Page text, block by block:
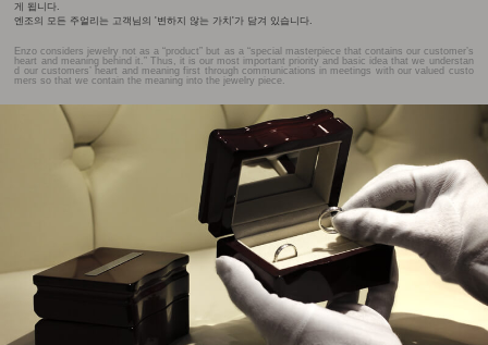
게 됩니다.
엔조의 모든 주얼리는 고객님의 '변하지 않는 가치'가 담겨 있습니다.
Enzo considers jewelry not as a “product” but as a “special masterpiece that contains our customer’s
heart and meaning behind it.” Thus, it is our most important priority and basic idea that we understan
d our customers’ heart and meaning first through communications in meetings with our valued custo
mers so that we contain the meaning into the jewelry piece.